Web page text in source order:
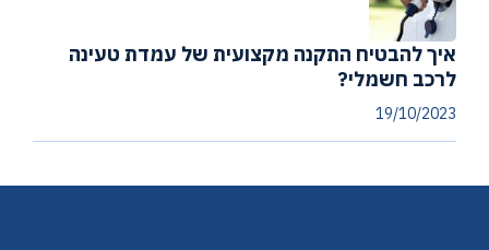
איך להבטיח התקנה מקצועית של עמדת טעינה
לרכב חשמלי?
19/10/2023